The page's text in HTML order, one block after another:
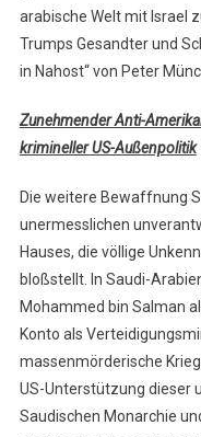
arabische Welt mit Israel
Trumps Gesandter und
in Nahost“ von Peter
Zunehmender Anti-
krimineller US-Außenpolitik
Die weitere Bewaffnung
unermesslichen
Hauses, die völlige
bloßstellt. In Saudi-
Mohammed bin Salman
Konto als
massenmörderische
US-Unterstützung dieser
Saudischen Monarchie